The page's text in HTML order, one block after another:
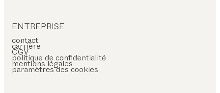
ENTREPRISE
contact
carrière
CGV
politique de confidentialité
mentions légales
paramètres des cookies